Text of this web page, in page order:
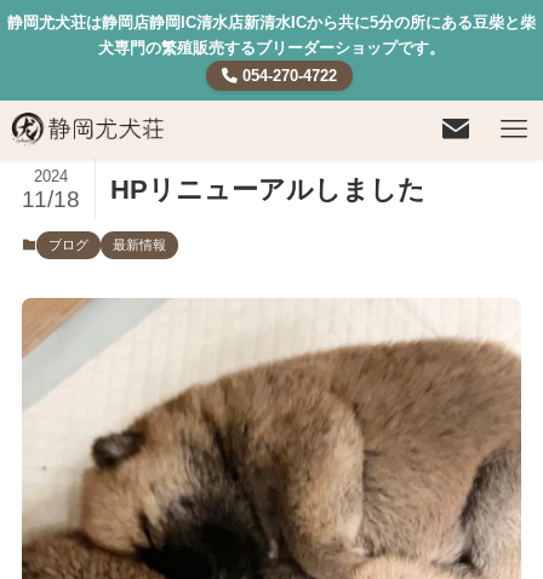
静岡尤犬荘は静岡店静岡IC清水店新清水ICから共に5分の所にある豆柴と柴
犬専門の繁殖販売するブリーダーショップです。
054-270-4722
HPリニューアルしました
2024
11/18
ブログ 最新情報